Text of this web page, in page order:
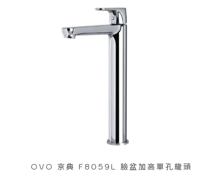
OVO 京典 F8059L 臉盆加高單孔龍頭